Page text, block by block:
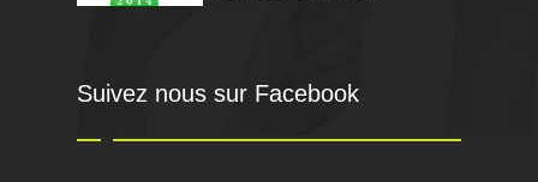
Suivez nous sur Facebook